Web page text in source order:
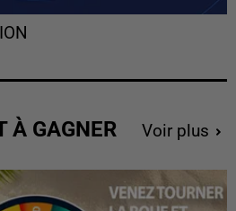
À GAGNER Voir plus